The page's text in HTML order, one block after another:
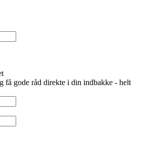
få gode råd direkte i din indbakke - helt